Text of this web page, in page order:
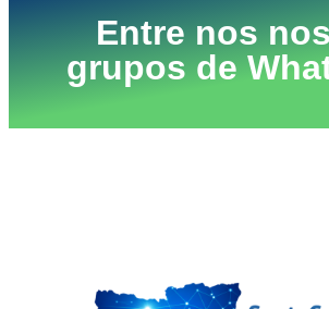
Entre nos
grupos de